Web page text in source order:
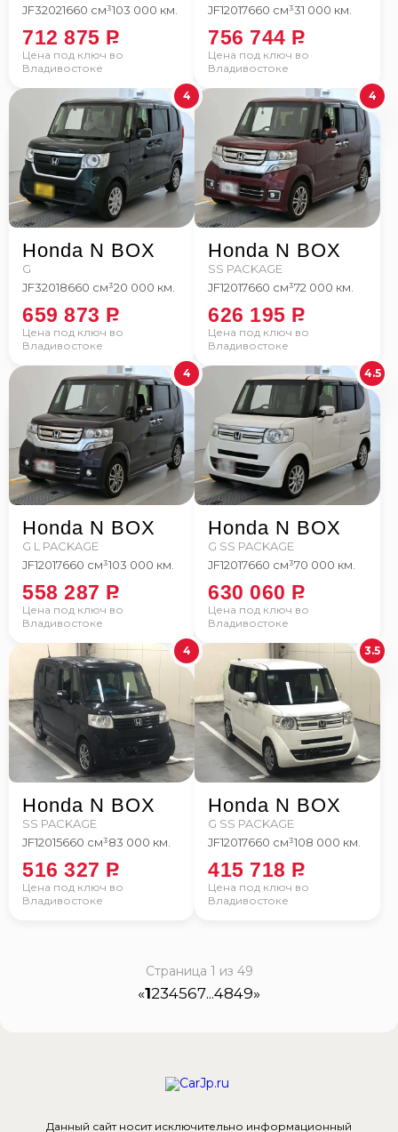
JF32021660 см³103 000 км.
Цена под ключ во
Владивостоке
712 875 P
JF12017660 см³31 000 км.
Цена под ключ во
Владивостоке
756 744 P
4
Honda N BOX
G
JF32018660 см³20 000 км.
Цена под ключ во
Владивостоке
659 873 P
4
Honda N BOX
SS PACKAGE
JF12017660 см³72 000 км.
Цена под ключ во
Владивостоке
626 195 P
4
Honda N BOX
G L PACKAGE
JF12017660 см³103 000 км.
Цена под ключ во
Владивостоке
558 287 P
4.5
Honda N BOX
G SS PACKAGE
JF12017660 см³70 000 км.
Цена под ключ во
Владивостоке
630 060 P
4
Honda N BOX
SS PACKAGE
JF12015660 см³83 000 км.
Цена под ключ во
Владивостоке
516 327 P
3.5
Honda N BOX
G SS PACKAGE
JF12017660 см³108 000 км.
Цена под ключ во
Владивостоке
415 718 P
Страница 1 из 49
«1234567...4849»
Данный сайт носит исключительно информационный